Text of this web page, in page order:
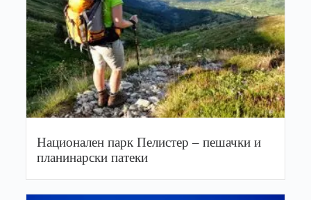
Национален парк Пелистер – пешачки и
планинарски патеки